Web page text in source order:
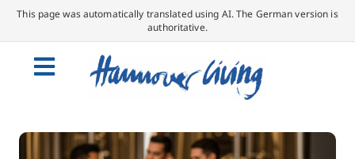
This page was automatically translated using AI. The German version is
authoritative.